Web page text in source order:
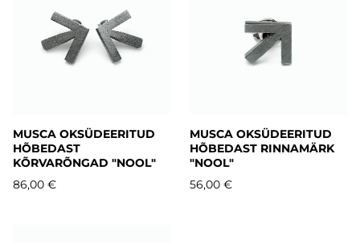
MUSCA OKSÜDEERITUD
HÕBEDAST
KÕRVARÕNGAD "NOOL"
86,00 €
MUSCA OKSÜDEERITUD
HÕBEDAST RINNAMÄRK
"NOOL"
56,00 €